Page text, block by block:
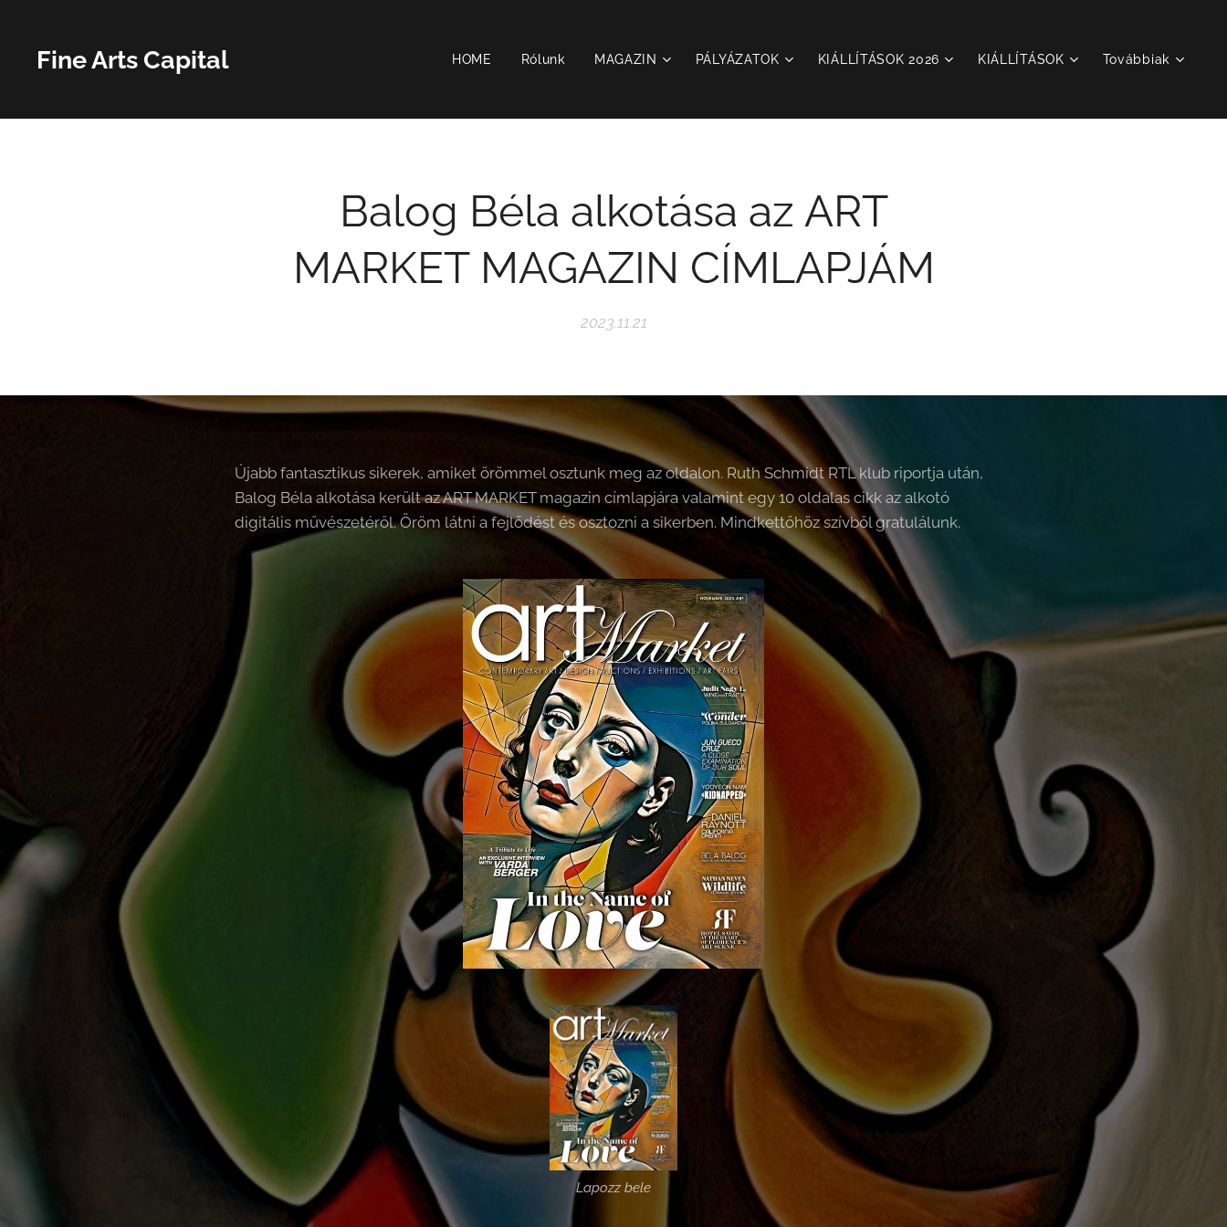
Fine Arts Capital HOME Rólunk MAGAZIN PÁLYÁZATOK KIÁLLÍTÁSOK 2026 KIÁLLÍTÁSOK Továbbiak
Balog Béla alkotása az ART
MARKET MAGAZIN CÍMLAPJÁM
2023.11.21
Újabb fantasztikus sikerek, amiket örömmel osztunk meg az oldalon. Ruth Schmidt RTL klub riportja után,
Balog Béla alkotása került az ART MARKET magazin címlapjára valamint egy 10 oldalas cikk az alkotó
digitális művészetéről. Öröm látni a fejlődést és osztozni a sikerben. Mindkettőhöz szívből gratulálunk.
Lapozz bele